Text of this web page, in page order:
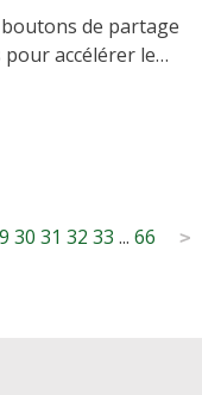
de partage
accélérer le
30 31 32 33 ... 66 >